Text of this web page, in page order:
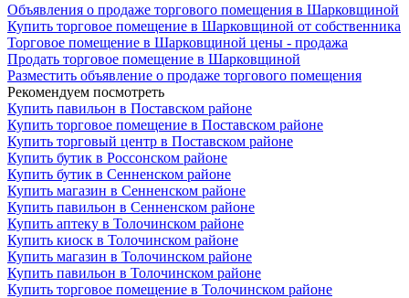
Объявления о продаже торгового помещения в Шарковщиной
Купить торговое помещение в Шарковщиной от собственника
Торговое помещение в Шарковщиной цены - продажа
Продать торговое помещение в Шарковщиной
Разместить объявление о продаже торгового помещения
Рекомендуем посмотреть
Купить павильон в Поставском районе
Купить торговое помещение в Поставском районе
Купить торговый центр в Поставском районе
Купить бутик в Россонском районе
Купить бутик в Сенненском районе
Купить магазин в Сенненском районе
Купить павильон в Сенненском районе
Купить аптеку в Толочинском районе
Купить киоск в Толочинском районе
Купить магазин в Толочинском районе
Купить павильон в Толочинском районе
Купить торговое помещение в Толочинском районе